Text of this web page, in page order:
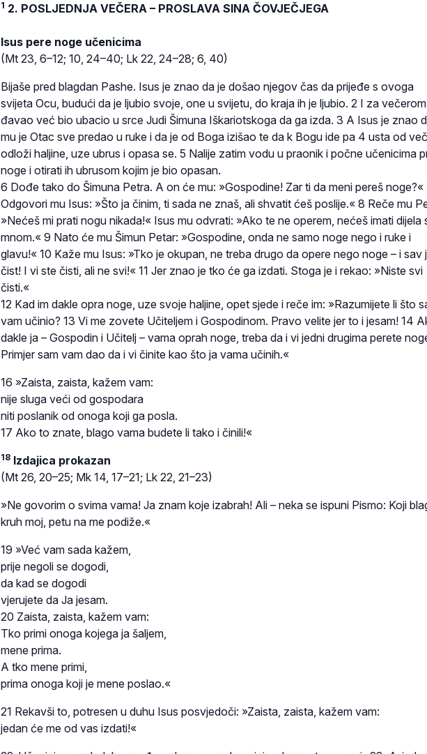
1 2. POSLJEDNJA VEČERA – PROSLAVA SINA ČOVJEČJEGA
Isus pere noge učenicima
(Mt 23, 6–12; 10, 24–40; Lk 22, 24–28; 6, 40)
Bijaše pred blagdan Pashe. Isus je znao da je došao njegov čas da prijeđe s ovoga
svijeta Ocu, budući da je ljubio svoje, one u svijetu, do kraja ih je ljubio. 2 I za
đavao već bio ubacio u srce Judi Šimuna Iškariotskoga da ga izda. 3 A Isus je znao
mu je Otac sve predao u ruke i da je od Boga izišao te da k Bogu ide pa 4 usta od
odloži haljine, uze ubrus i opasa se. 5 Nalije zatim vodu u praonik i počne učenicima
noge i otirati ih ubrusom kojim je bio opasan.
6 Dođe tako do Šimuna Petra. A on će mu: »Gospodine! Zar ti da meni pereš noge?«
Odgovori mu Isus: »Što ja činim, ti sada ne znaš, ali shvatit ćeš poslije.« 8 Reče mu
»Nećeš mi prati nogu nikada!« Isus mu odvrati: »Ako te ne operem, nećeš imati dijela
mnom.« 9 Nato će mu Šimun Petar: »Gospodine, onda ne samo noge nego i ruke i
glavu!« 10 Kaže mu Isus: »Tko je okupan, ne treba drugo da opere nego noge – i sav
čist! I vi ste čisti, ali ne svi!« 11 Jer znao je tko će ga izdati. Stoga je i rekao: »Niste svi
čisti.«
12 Kad im dakle opra noge, uze svoje haljine, opet sjede i reče im: »Razumijete li što
vam učinio? 13 Vi me zovete Učiteljem i Gospodinom. Pravo velite jer to i jesam! 14
dakle ja – Gospodin i Učitelj – vama oprah noge, treba da i vi jedni drugima perete
Primjer sam vam dao da i vi činite kao što ja vama učinih.«
16 »Zaista, zaista, kažem vam:
nije sluga veći od gospodara
niti poslanik od onoga koji ga posla.
17 Ako to znate, blago vama budete li tako i činili!«
18 Izdajica prokazan
(Mt 26, 20–25; Mk 14, 17–21; Lk 22, 21–23)
»Ne govorim o svima vama! Ja znam koje izabrah! Ali – neka se ispuni Pismo: Koji
kruh moj, petu na me podiže.«
19 »Već vam sada kažem,
prije negoli se dogodi,
da kad se dogodi
vjerujete da Ja jesam.
20 Zaista, zaista, kažem vam:
Tko primi onoga kojega ja šaljem,
mene prima.
A tko mene primi,
prima onoga koji je mene poslao.«
21 Rekavši to, potresen u duhu Isus posvjedoči: »Zaista, zaista, kažem vam:
jedan će me od vas izdati!«